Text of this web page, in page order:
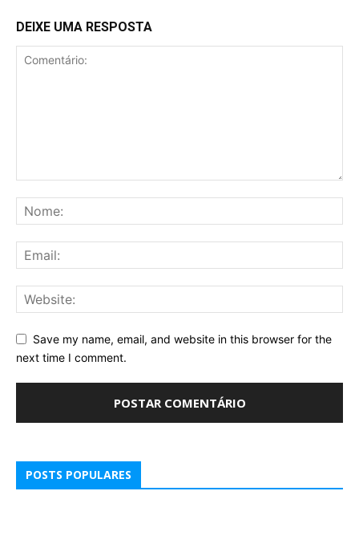
DEIXE UMA RESPOSTA
Save my name, email, and website in this browser for the
next time I comment.
POSTS POPULARES